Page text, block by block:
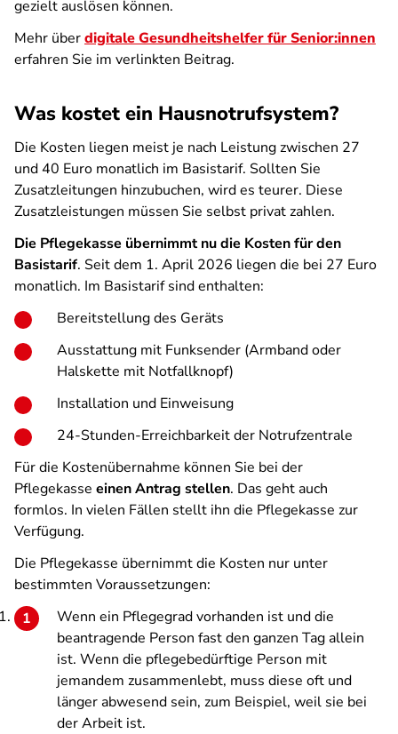
gezielt auslösen können.
Mehr überdigitale Gesundheitshelfer für Senior:innen
erfahren Sie im verlinkten Beitrag.
Was kostet ein Hausnotrufsystem?
Die Kosten liegen meist je nach Leistung zwischen 27
und 40 Euro monatlich im Basistarif. Sollten Sie
Zusatzleitungen hinzubuchen, wird es teurer. Diese
Zusatzleistungen müssen Sie selbst privat zahlen.
Die Pflegekasse übernimmt nu die Kosten für den
Basistarif. Seit dem 1. April 2026 liegen die bei 27 Euro
monatlich. Im Basistarif sind enthalten:
Bereitstellung des Geräts
Ausstattung mit Funksender (Armband oder
Halskette mit Notfallknopf)
Installation und Einweisung
24-Stunden-Erreichbarkeit der Notrufzentrale
Für die Kostenübernahme können Sie bei der
Pflegekasse einen Antrag stellen. Das geht auch
formlos. In vielen Fällen stellt ihn die Pflegekasse zur
Verfügung.
Die Pflegekasse übernimmt die Kosten nur unter
bestimmten Voraussetzungen:
Wenn ein Pflegegrad vorhanden ist und die
beantragende Person fast den ganzen Tag allein
ist. Wenn die pflegebedürftige Person mit
jemandem zusammenlebt, muss diese oft und
länger abwesend sein, zum Beispiel, weil sie bei
der Arbeit ist.